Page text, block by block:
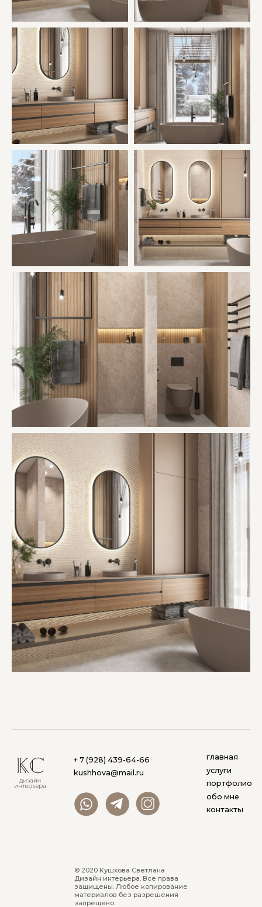
+ 7 (928) 439-64-66
kushhova@mail.ru
*Instagram (принадлежит
компании Meta, признанной
экстремистской и запрещённой
на территории РФ)
© 2020 Кушхова Светлана
Дизайн интерьера. Все права
защищены. Любое копирование
материалов без разрешения
запрещено.
услуги